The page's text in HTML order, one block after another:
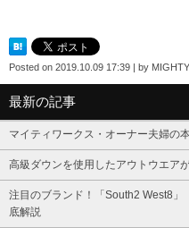
Posted on 2019.10.09 17:39 | by
最新の記事
マイティワークス・オーナー夫婦の
高級ダウンを使用したアウトウエア
注目のブランド！「South2 West8
底解説